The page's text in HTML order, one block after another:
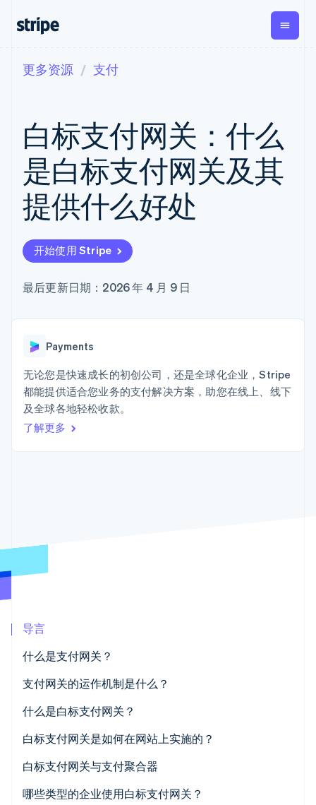
支付
在线支付
Managed
Payments
备案商家解决
方案
Payment links
无代码支付
预构建支付界
面
Elements
灵活的 UI 组件
支付方式
上
线下支付
Boost
支付成功率优
化
Link
加速结账
经常性收入
Metronome
按用量计费
Subscriptions
订阅管理
Invoicing
一次性或定期
Tax
销售税和增值
Revenue
Recognition
Stripe Sigma
Global
Payouts
向第三
方打款
Crypto
欺诈防范
初创企业注册
了解 Stripe 如何为 AI 构建经济基础设施。
立即观看
按企业阶段
按应用场景
智能体商务
加密货币
电子商务
嵌入式金融
财务自动化
全球化企业
交易市场
按行业
AI 企业
酒店、旅游与休闲
文档
库与 SDK
Stripe Apps
接受线上付款
实施预置结账流程
构建平台或交易市场
管理订阅
发行稳定币支持的支付卡
资源
应用集成
代码示例
学习
指南
支持
获取支持
托管支持方案
专业服务
公司
Stripe Press
联系销售
更多资源 支付
白标支付网关：什么
是白标支付网关及其
提供什么好处
开始使用 Stripe
最后更新日期：2026 年 4 月 9 日
Payments
无论您是快速成长的初创公司，还是全球化企业，Stripe
都能提供适合您业务的支付解决方案，助您在线上、线下
及全球各地轻松收款。
了解更多
导言
什么是支付网关？
支付网关的运作机制是什么？
什么是白标支付网关？
白标支付网关是如何在网站上实施的？
白标支付网关与支付聚合器
哪些类型的企业使用白标支付网关？